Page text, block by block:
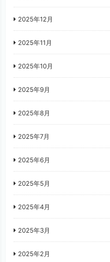
2025年12月
2025年11月
2025年10月
2025年9月
2025年8月
2025年7月
2025年6月
2025年5月
2025年4月
2025年3月
2025年2月